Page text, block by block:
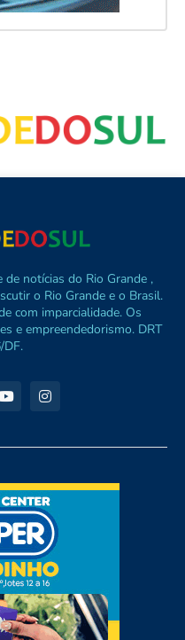
notícias do Rio Grande ,
o Rio Grande e o Brasil.
com imparcialidade. Os
e empreendedorismo. DRT